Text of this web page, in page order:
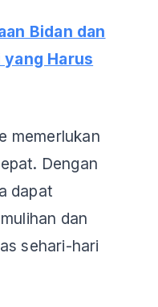
Bidan dan
Harus
memerlukan
Dengan
dapat
dan
sehari-hari